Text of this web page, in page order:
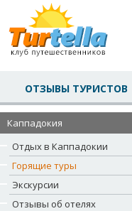
ОТЗЫВЫ ТУРИСТОВ
Каппадокия
Отдых в Каппадокии
Горящие туры
Экскурсии
Отзывы об отелях